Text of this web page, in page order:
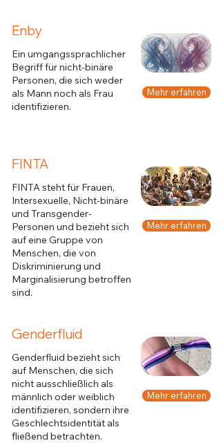
Enby
Ein umgangssprachlicher
Begriff für nicht-binäre
Personen, die sich weder
als Mann noch als Frau
identifizieren.
Mehr erfahren
FINTA
FINTA steht für Frauen,
Intersexuelle, Nicht-binäre
und Transgender-
Personen und bezieht sich
auf eine Gruppe von
Menschen, die von
Diskriminierung und
Marginalisierung betroffen
sind.
Mehr erfahren
Genderfluid
Genderfluid bezieht sich
auf Menschen, die sich
nicht ausschließlich als
männlich oder weiblich
identifizieren, sondern ihre
Geschlechtsidentität als
fließend betrachten.
Mehr erfahren